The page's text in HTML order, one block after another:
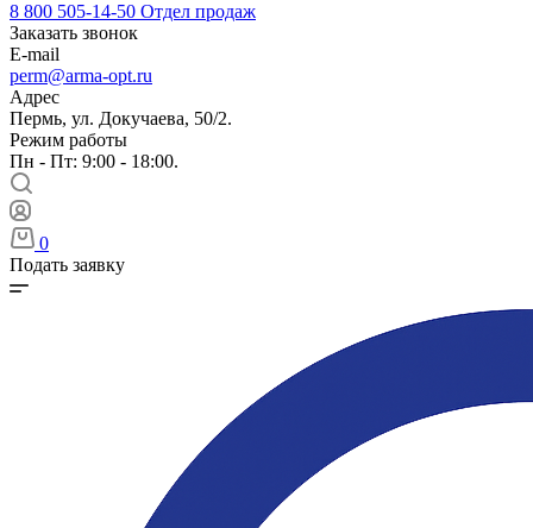
8 800 505-14-50 Отдел продаж
Заказать звонок
E-mail
perm@arma-opt.ru
Адрес
Пермь, ул. Докучаева, 50/2.
Режим работы
Пн - Пт: 9:00 - 18:00.
0
Подать заявку